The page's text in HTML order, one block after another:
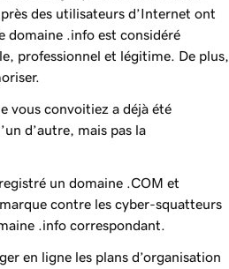
des utilisateurs d’Internet ont
domaine .info est considéré
professionnel et légitime. De plus,
vous convoitiez a déjà été
d’autre, mais pas la
un domaine .COM et
contre les cyber-squatteurs
.info correspondant.
en ligne les plans d’organisation